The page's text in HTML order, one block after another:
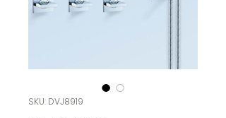
SKU: DVJ8919